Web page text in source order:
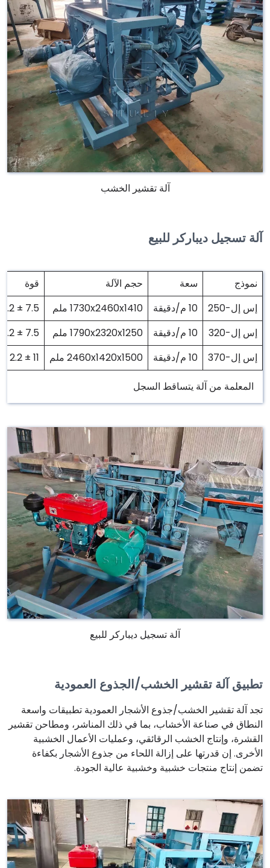
آلة تقشير الخشب
آلة تسجيل ديباركر للبيع
نموذج سعة حجم الآلة
قوة
إس إل-250
10 م/دقيقة 1730x2460x1410 ملم
7.5 ± 2.2 كيلو واط
إس إل-320
10 م/دقيقة 1790x2320x1250 ملم
7.5 ± 2.2 كيلو واط
إس إل-370
10 م/دقيقة 2460x1420x1500 ملم 11 ± 2.2 كيلو واط
المعلمة من آلة يتساقط السجل
آلة تسجيل ديباركر للبيع
تطبيق آلة تقشير الخشب/الجذوع العمودية
تجد آلة تقشير الخشب/جذوع الأشجار العمودية تطبيقات واسعة
النطاق في صناعة الأخشاب، بما في ذلك المناشر، ومطاحن تقشير
القشرة، وإنتاج الخشب الرقائقي، وعمليات الأعمال الخشبية
الأخرى. إن قدرتها على إزالة اللحاء من جذوع الأشجار بكفاءة
تضمن إنتاج منتجات خشبية وخشبية عالية الجودة.